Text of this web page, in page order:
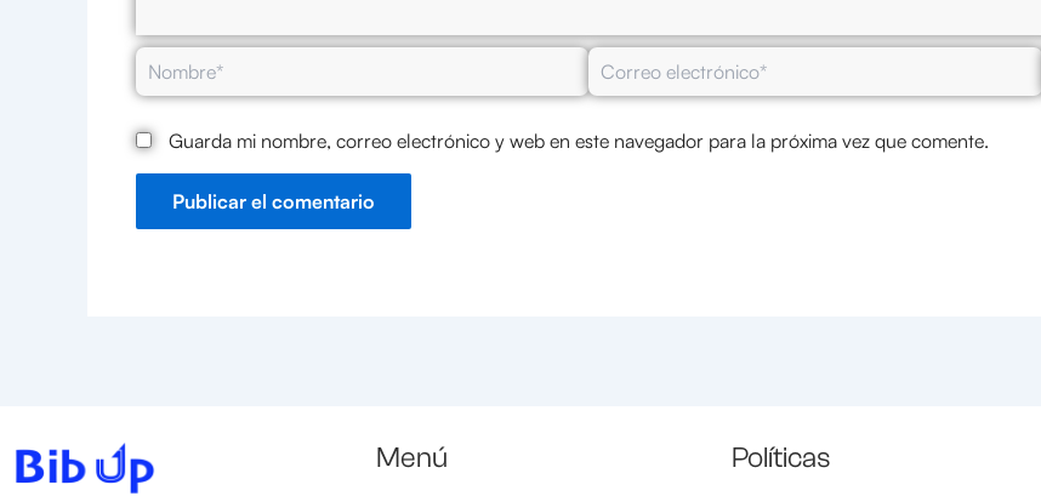
Nombre*
Correo
electrónico*
Guarda mi nombre, correo electrónico y web en este navegador para la próxima vez que comente.
Menú Políticas